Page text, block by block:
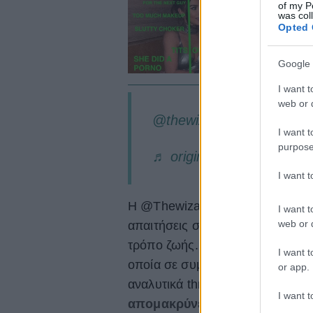
of my
was
Opted
Google
I want
web or
I want
I want
I want
web or
I want
or app.
I want
@thewizardliz
♬ original sound -
Η @Thewizardliz είναι γκουρού
απαιτήσεις σεβασμό, να φύγεις
τρόπο ζωής. Μαζί της, η
οποία σε συμβουλεύει να
αναλυτικά threads που σου
απομακρύνεις τον άντρα σου